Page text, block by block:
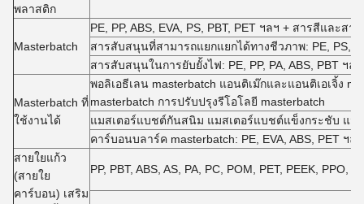
พลาสติก
Masterbatch
PE, PP, ABS, EVA, PS, PBT, PET ฯลฯ + สารสีและสา
สารสับสนุนที่สามารถแยกแยกได้ทางชีวภาพ: PE, PS,
สารสับสนุนในการยับยั้งไฟ: PE, PP, PA, ABS, PBT ฯ
Masterbatch ที่
ใช้งานได้
พอลิเอธีเลน masterbatch แอนติเม๊กและแอนติเอเจิ้ง
masterbatch การปรับปรุงรีโอโลยี masterbatch
แมสเตอร์แบชต์กันสนิม แมสเตอร์แบชต์แข็งกระชับ แ
คาร์บอนบลาร์ค masterbatch: PE, EVA, ABS, PET ฯ
สายใยแก้ว
(สายใย
คาร์บอน) เสริม
PP, PBT, ABS, AS, PA, PC, POM, PET, PEEK,